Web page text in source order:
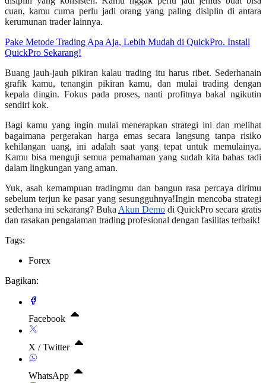
cuan, kamu cuma perlu jadi orang yang paling disiplin di antara
kerumunan trader lainnya.
Pake Metode Trading Apa Aja, Lebih Mudah di QuickPro. Install
QuickPro Sekarang!
Buang jauh-jauh pikiran kalau trading itu harus ribet. Sederhanain
grafik kamu, tenangin pikiran kamu, dan mulai trading dengan
kepala dingin. Fokus pada proses, nanti profitnya bakal ngikutin
sendiri kok.
Bagi kamu yang ingin mulai menerapkan strategi ini dan melihat
bagaimana pergerakan harga emas secara langsung tanpa risiko
kehilangan uang, ini adalah saat yang tepat untuk memulainya.
Kamu bisa menguji semua pemahaman yang sudah kita bahas tadi
dalam lingkungan yang aman.
Yuk, asah kemampuan tradingmu dan bangun rasa percaya dirimu
sebelum terjun ke pasar yang sesungguhnya!Ingin mencoba strategi
sederhana ini sekarang? Buka Akun Demo di QuickPro secara gratis
dan rasakan pengalaman trading profesional dengan fasilitas terbaik!
Tags:
Forex
Bagikan:
Facebook
X / Twitter
WhatsApp